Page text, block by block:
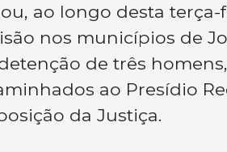
ao longo desta
nos municípios de
de três
ao Presídio
da Justiça.